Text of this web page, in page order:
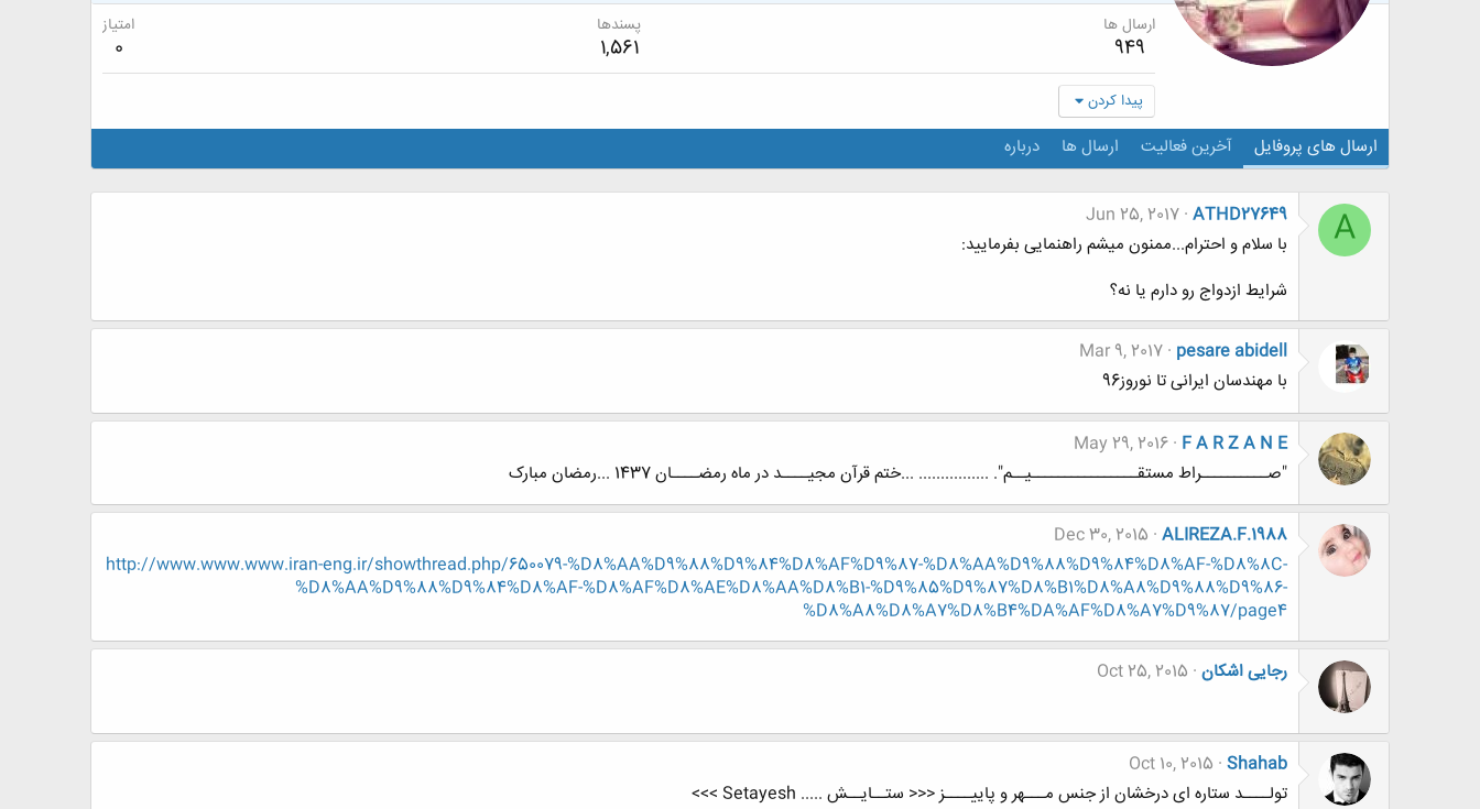
ارسال ها
949
پسندها
1,561
امتیاز
0
پیدا کردن
ارسال های پروفایل آخرین فعالیت ارسال ها درباره
A
ATHD27649
Jun 25, 2017
با سلام و احترام...ممنون میشم راهنمایی بفرمایید:
شرایط ازدواج رو دارم یا نه؟
pesare abidell
Mar 9, 2017
با مهندسان ایرانی تا نوروز96
F A R Z A N E
May 29, 2016
"صــــــــــراط مستقــــــــــــــــیــم". ................ ...ختم قرآن مجیــــد در ماه رمضــــان 1437 ...رمضان مبارک
ALIREZA.F.1988
Dec 30, 2015
http://www.www.www.iran-eng.ir/showthread.php/650079-%D8%AA%D9%88%D9%84%D8%AF%D9%87-%D8%AA%D9%88%D9%84%D8%AF-%D8%8C-
%D8%AA%D9%88%D9%84%D8%AF-%D8%AF%D8%AE%D8%AA%D8%B1-%D9%85%D9%87%D8%B1%D8%A8%D9%88%D9%86-
%D8%A8%D8%A7%D8%B4%DA%AF%D8%A7%D9%87/page4
رجایی اشکان Oct 25, 2015
Shahab
Oct 10, 2015
تولــــد ستاره ای درخشان از جنس مـــهر و پاییــــز <<< ستــایــش ..... Setayesh >>>